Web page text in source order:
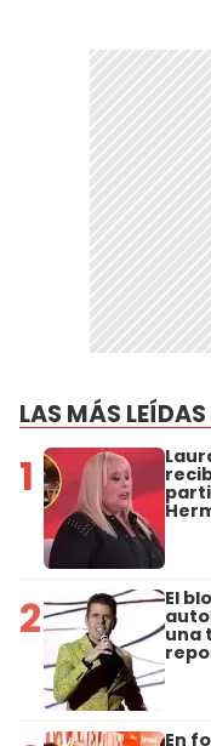
LAS MÁS LEÍDAS
1
2 El
una
En